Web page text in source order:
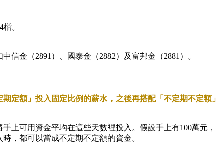
。
金（2891）、國泰金（2882）及富邦金（2881）。
定額」投入固定比例的薪水，之後再搭配「不定期不定額」
上可用資金平均在這些天數裡投入。假設手上有100萬元，
，都可以當成不定期不定額的資金。